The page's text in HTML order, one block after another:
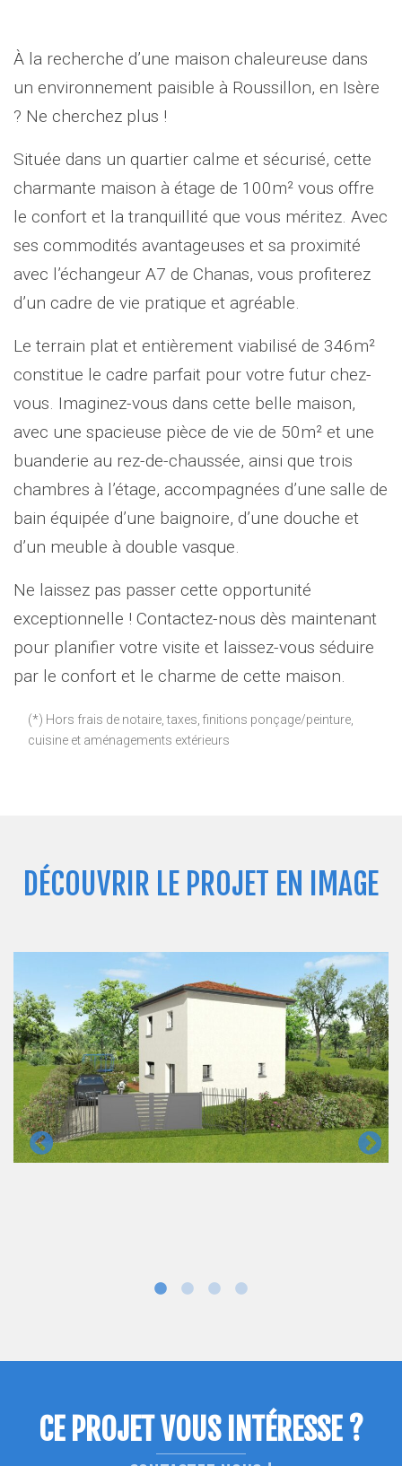
À la recherche d’une maison chaleureuse dans
un environnement paisible à Roussillon, en Isère
? Ne cherchez plus !
Située dans un quartier calme et sécurisé, cette
charmante maison à étage de 100m² vous offre
le confort et la tranquillité que vous méritez. Avec
ses commodités avantageuses et sa proximité
avec l’échangeur A7 de Chanas, vous profiterez
d’un cadre de vie pratique et agréable.
Le terrain plat et entièrement viabilisé de 346m²
constitue le cadre parfait pour votre futur chez-
vous. Imaginez-vous dans cette belle maison,
avec une spacieuse pièce de vie de 50m² et une
buanderie au rez-de-chaussée, ainsi que trois
chambres à l’étage, accompagnées d’une salle de
bain équipée d’une baignoire, d’une douche et
d’un meuble à double vasque.
Ne laissez pas passer cette opportunité
exceptionnelle ! Contactez-nous dès maintenant
pour planifier votre visite et laissez-vous séduire
par le confort et le charme de cette maison.
(*) Hors frais de notaire, taxes, finitions ponçage/peinture,
cuisine et aménagements extérieurs
DÉCOUVRIR LE PROJET EN IMAGE
CE PROJET VOUS INTÉRESSE ?